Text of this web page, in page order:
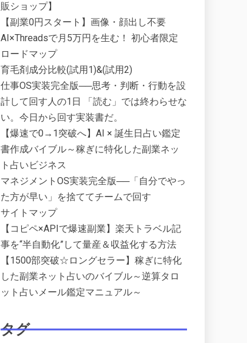
販ショップ】
【副業0円スタート】画像・顔出し不要
AI×Threadsで月5万円を生む！ 初心者限定
ロードマップ
育毛剤成分比較(試用1)&(試用2)
仕事OS実装完全版──思考・判断・行動を設
計して回す人の1日 「読む」では終わらせな
い。今日から回す実装書だ。
【爆速で0→1突破へ】AI × 誕生日占い鑑定
書作成バイブル～稼ぎに特化した副業ネッ
ト占いビジネス
マネジメントOS実装完全版──「自分でやっ
た方が早い」を捨ててチームで回す
サイトマップ
【コピペ×APIで爆速副業】楽天トラベル記
事を“半自動化”して量産＆収益化する方法
【1500部突破☆ロングセラー】稼ぎに特化
した副業ネット占いのバイブル～逆算タロ
ット占いメール鑑定マニュアル～
タグ